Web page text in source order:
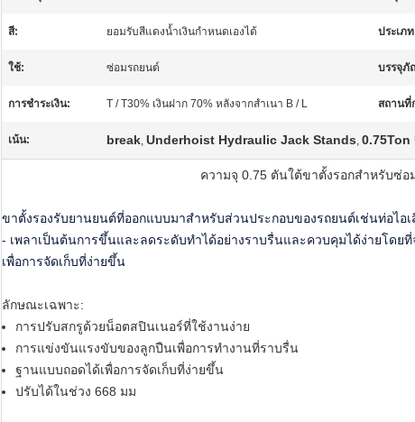
สี: ยอมรับสีแดงน้ำเงินกำหนดเองได้ ประเภ
ใช้: ซ่อมรถยนต์ บรรจุ
การชำระเงิน: T / T30% เงินฝาก 70% หลังจากสำเนา B / L สถานที่
เน้น: break, Underhoist Hydraulic Jack Stands, 0.75Ton
ความจุ 0.75 ตันใต้ขาตั้งรอกสำหรับซ่อ
ขาตั้งรองรับยานยนต์ที่ออกแบบมาสำหรับส่วนประกอบของรถยนต์เช่นท่อไอ
- เพลาเป็นต้นการขึ้นและลดระดับทำได้อย่างราบรื่นและควบคุมได้ง่ายโด
เพื่อการจัดเก็บที่ง่ายขึ้น
ลักษณะเฉพาะ:
การปรับสกรูด้วยน็อตสปินเนอร์ที่ใช้งานง่าย
การแข่งขันแรงขับของลูกปืนเพื่อการทำงานที่ราบรื่น
ฐานแบบถอดได้เพื่อการจัดเก็บที่ง่ายขึ้น
ปรับได้ในช่วง 668 มม